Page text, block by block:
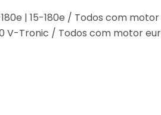
| 15-180e / Todos com motor
V-Tronic / Todos com motor